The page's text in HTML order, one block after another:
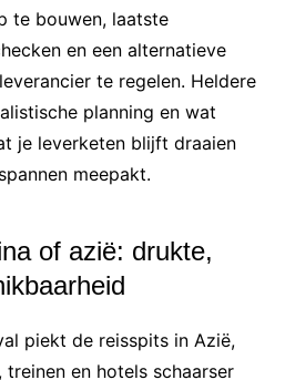
te bouwen, laatste
en een alternatieve
te regelen. Heldere
planning en wat
je leverketen blijft draaien
meepakt.
of azië: drukte,
piekt de reisspits in Azië,
en hotels schaarser